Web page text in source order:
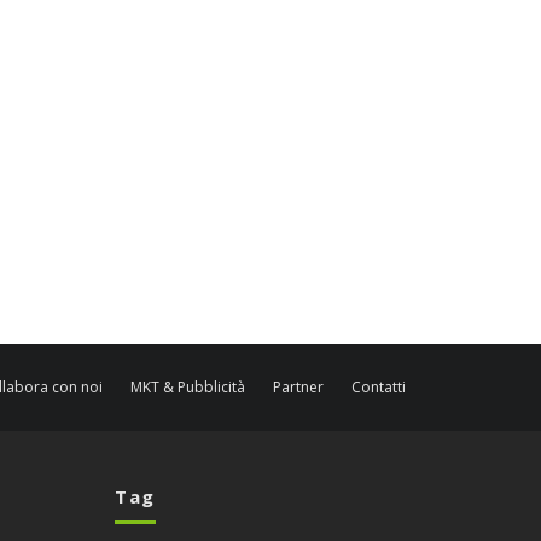
con noi MKT & Pubblicità Partner Contatti
Tag